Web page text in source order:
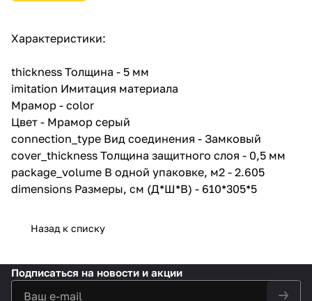
способно выдерживать
нагрузок различного рода.
Главная особенность продукта
— водостойкость. Покрытие
гидрофобно, даже длительные
контакты с водой не заставят
панели впитать влагу.
Благодаря надежной
герметичной замковой системе
просачивание воды к
основанию исключено.
безопасна для здоровья
покрытия активно применяются
в пищевой промышленности и
медицине. Процесс
Характеристики:
thickness Толщина - 5 мм
imitation Имитация материала
Мрамор - color
Цвет - Мрамор серый
connection_type Вид соединения - Замковый
cover_thickness Толщина защитного слоя - 0,5 мм
package_volume В одной упаковке, м2 - 2.605
dimensions Размеры, см (Д*Ш*В) - 610*305*5
Назад к списку
Подписаться на новости и акции